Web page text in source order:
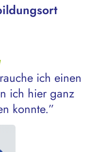
ich einen
ich hier ganz
konnte.”